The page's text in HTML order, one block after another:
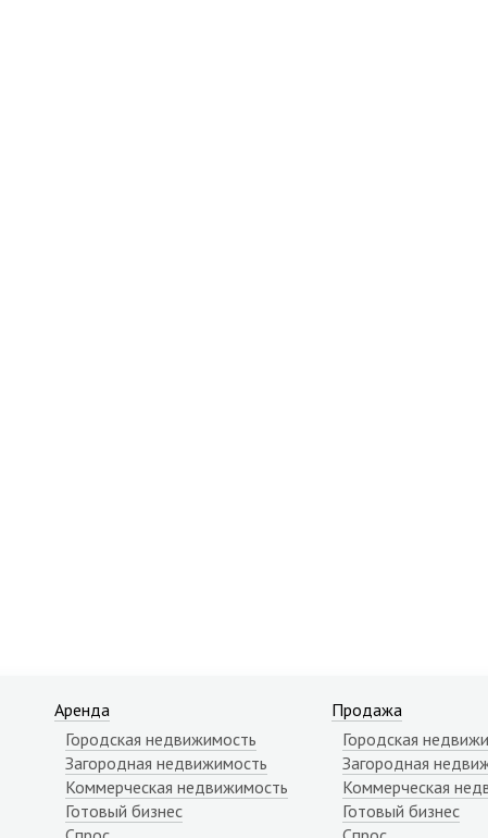
Аренда
Городская недвижимость
Загородная недвижимость
Коммерческая недвижимость
Готовый бизнес
Продажа
Городская
Загородная
Коммерческая
Готовый бизнес